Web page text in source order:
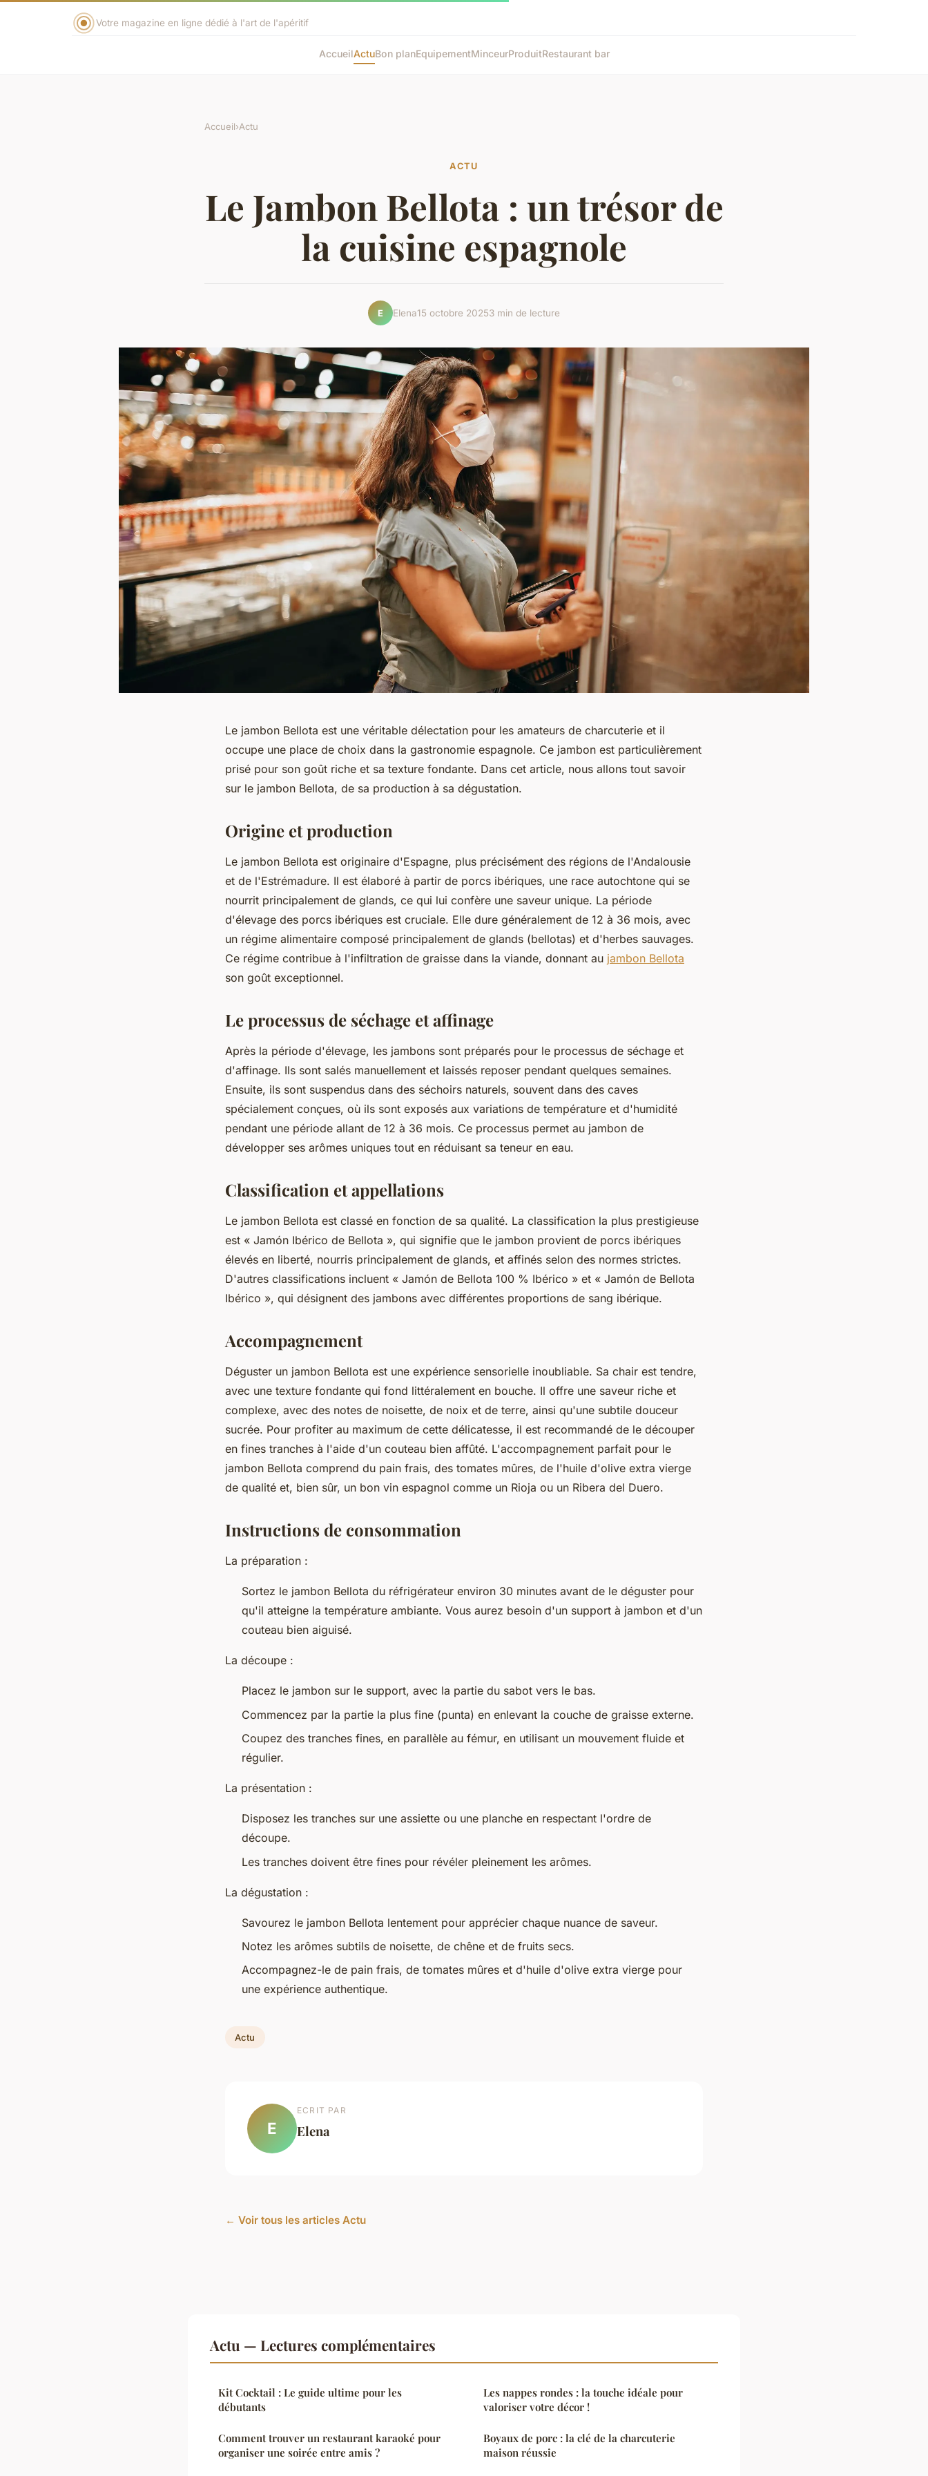
Votre magazine en ligne dédié à l'art de l'apéritif
AccueilActuBon planEquipementMinceurProduitRestaurant bar
Accueil›Actu
ACTU
Le Jambon Bellota : un trésor de
la cuisine espagnole
E Elena15 octobre 20253 min de lecture
Le jambon Bellota est une véritable délectation pour les amateurs de charcuterie et il
occupe une place de choix dans la gastronomie espagnole. Ce jambon est particulièrement
prisé pour son goût riche et sa texture fondante. Dans cet article, nous allons tout savoir
sur le jambon Bellota, de sa production à sa dégustation.
Origine et production
Le jambon Bellota est originaire d'Espagne, plus précisément des régions de l'Andalousie
et de l'Estrémadure. Il est élaboré à partir de porcs ibériques, une race autochtone qui se
nourrit principalement de glands, ce qui lui confère une saveur unique. La période
d'élevage des porcs ibériques est cruciale. Elle dure généralement de 12 à 36 mois, avec
un régime alimentaire composé principalement de glands (bellotas) et d'herbes sauvages.
Ce régime contribue à l'infiltration de graisse dans la viande, donnant au jambon Bellota
son goût exceptionnel.
Le processus de séchage et affinage
Après la période d'élevage, les jambons sont préparés pour le processus de séchage et
d'affinage. Ils sont salés manuellement et laissés reposer pendant quelques semaines.
Ensuite, ils sont suspendus dans des séchoirs naturels, souvent dans des caves
spécialement conçues, où ils sont exposés aux variations de température et d'humidité
pendant une période allant de 12 à 36 mois. Ce processus permet au jambon de
développer ses arômes uniques tout en réduisant sa teneur en eau.
Classification et appellations
Le jambon Bellota est classé en fonction de sa qualité. La classification la plus prestigieuse
est « Jamón Ibérico de Bellota », qui signifie que le jambon provient de porcs ibériques
élevés en liberté, nourris principalement de glands, et affinés selon des normes strictes.
D'autres classifications incluent « Jamón de Bellota 100 % Ibérico » et « Jamón de Bellota
Ibérico », qui désignent des jambons avec différentes proportions de sang ibérique.
Accompagnement
Déguster un jambon Bellota est une expérience sensorielle inoubliable. Sa chair est tendre,
avec une texture fondante qui fond littéralement en bouche. Il offre une saveur riche et
complexe, avec des notes de noisette, de noix et de terre, ainsi qu'une subtile douceur
sucrée. Pour profiter au maximum de cette délicatesse, il est recommandé de le découper
en fines tranches à l'aide d'un couteau bien affûté. L'accompagnement parfait pour le
jambon Bellota comprend du pain frais, des tomates mûres, de l'huile d'olive extra vierge
de qualité et, bien sûr, un bon vin espagnol comme un Rioja ou un Ribera del Duero.
Instructions de consommation
La préparation :
Sortez le jambon Bellota du réfrigérateur environ 30 minutes avant de le déguster pour
qu'il atteigne la température ambiante. Vous aurez besoin d'un support à jambon et d'un
couteau bien aiguisé.
La découpe :
Placez le jambon sur le support, avec la partie du sabot vers le bas.
Commencez par la partie la plus fine (punta) en enlevant la couche de graisse externe.
Coupez des tranches fines, en parallèle au fémur, en utilisant un mouvement fluide et
régulier.
La présentation :
Disposez les tranches sur une assiette ou une planche en respectant l'ordre de
découpe.
Les tranches doivent être fines pour révéler pleinement les arômes.
La dégustation :
Savourez le jambon Bellota lentement pour apprécier chaque nuance de saveur.
Notez les arômes subtils de noisette, de chêne et de fruits secs.
Accompagnez-le de pain frais, de tomates mûres et d'huile d'olive extra vierge pour
une expérience authentique.
Actu
E
ECRIT PAR
Elena
← Voir tous les articles Actu
Actu — Lectures complémentaires
Kit Cocktail : Le guide ultime pour les
débutants
Comment trouver un restaurant karaoké pour
organiser une soirée entre amis ?
Les nappes rondes : la touche idéale pour
valoriser votre décor !
Boyaux de porc : la clé de la charcuterie
maison réussie